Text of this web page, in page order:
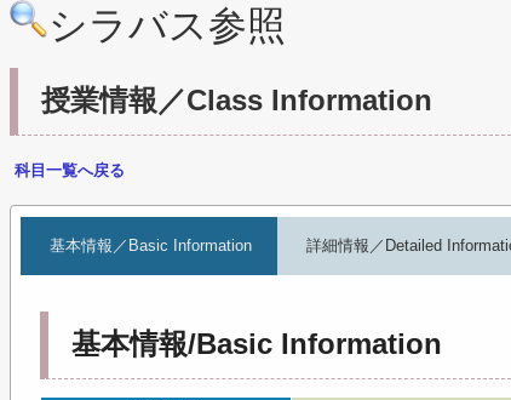
シラバス参照
授業情報／Class Information
科目一覧へ戻る
基本情報／Basic Information 詳細情報／Detailed
基本情報/Basic Information